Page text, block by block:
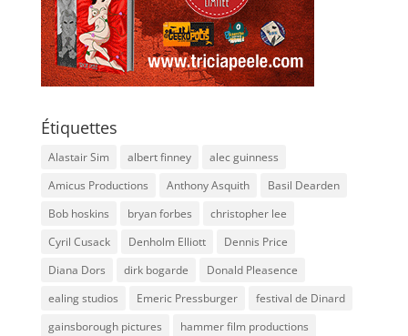
Étiquettes
Alastair Sim albert finney
alec guinness
Amicus Productions
Anthony Asquith
Basil Dearden
Bob hoskins
bryan forbes
christopher lee
Cyril Cusack
Denholm Elliott
Dennis Price
Diana Dors
dirk bogarde
Donald Pleasence
ealing studios
Emeric Pressburger
festival de Dinard
gainsborough pictures
hammer film productions